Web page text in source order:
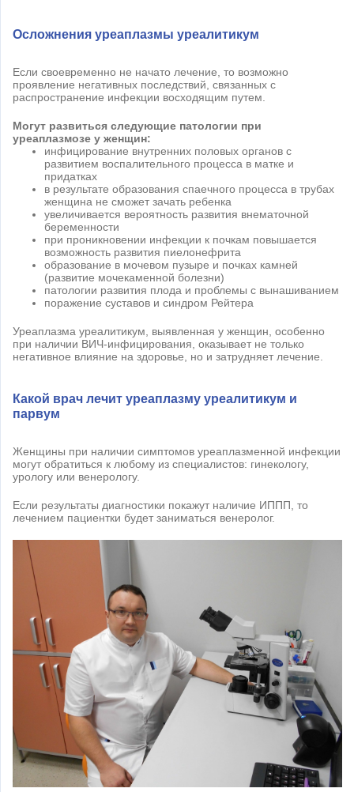
Осложнения уреаплазмы уреалитикум
Если своевременно не начато лечение, то возможно
проявление негативных последствий, связанных с
распространение инфекции восходящим путем.
Могут развиться следующие патологии при
уреаплазмозе у женщин:
инфицирование внутренних половых органов с
развитием воспалительного процесса в матке и
придатках
в результате образования спаечного процесса в трубах
женщина не сможет зачать ребенка
увеличивается вероятность развития внематочной
беременности
при проникновении инфекции к почкам повышается
возможность развития пиелонефрита
образование в мочевом пузыре и почках камней
(развитие мочекаменной болезни)
патологии развития плода и проблемы с вынашиванием
поражение суставов и синдром Рейтера
Уреаплазма уреалитикум, выявленная у женщин, особенно
при наличии ВИЧ-инфицирования, оказывает не только
негативное влияние на здоровье, но и затрудняет лечение.
Какой врач лечит уреаплазму уреалитикум и
парвум
Женщины при наличии симптомов уреаплазменной инфекции
могут обратиться к любому из специалистов: гинекологу,
урологу или венерологу.
Если результаты диагностики покажут наличие ИППП, то
лечением пациентки будет заниматься венеролог.